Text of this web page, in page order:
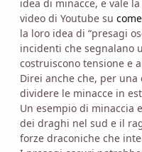
idea di minacce, e vale
video di Youtube su
la loro idea di “presagi
incidenti che segnalano
costruiscono tensione e
Direi anche che, per
dividere le minacce in
Un esempio di minaccia
dei draghi nel sud e il
forze draconiche che